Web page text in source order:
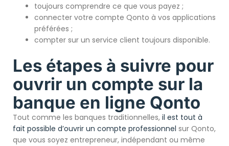
toujours comprendre ce que vous payez ;
connecter votre compte Qonto à vos applications
préférées ;
compter sur un service client toujours disponible.
Les étapes à suivre pour
ouvrir un compte sur la
banque en ligne Qonto
Tout comme les banques traditionnelles, il est tout à
fait possible d’ouvrir un compte professionnel sur Qonto,
que vous soyez entrepreneur, indépendant ou même